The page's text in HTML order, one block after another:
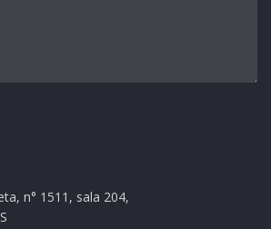
básica e o número de médicos por
acessados pelo endereço
remf.
Clara do Sul
n° 1511, sala 204,